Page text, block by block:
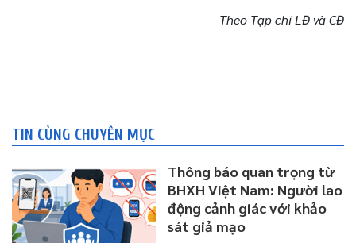
Theo Tạp chí LĐ và CĐ
TIN CÙNG CHUYÊN MỤC
Thông báo quan trọng từ
BHXH Việt Nam: Người lao
động cảnh giác với khảo
sát giả mạo